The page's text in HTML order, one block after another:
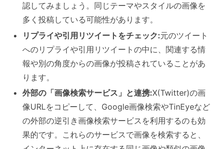
認してみましょう。同じテーマやスタイルの画像を
多く投稿している可能性があります。
リプライや引用リツイートをチェック:元のツイート
へのリプライや引用リツイートの中に、関連する情
報や別の角度からの画像が投稿されていることがあ
ります。
外部の「画像検索サービス」と連携:X(Twitter)の画
像URLをコピーして、Google画像検索やTinEyeなど
の外部の逆引き画像検索サービスを利用するのも効
果的です。これらのサービスで画像を検索すると、